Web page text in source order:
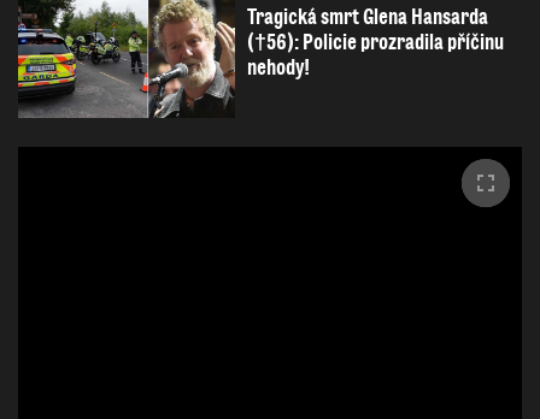
Tragická smrt Glena Hansarda
(†56): Policie prozradila příčinu
nehody!